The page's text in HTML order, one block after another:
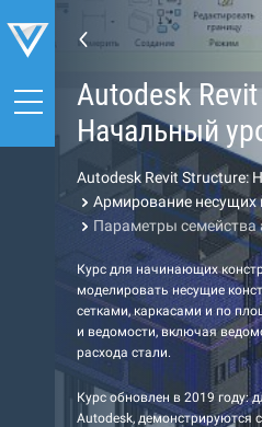
Autodesk
Начальный
Autodesk Revit Structure:
Армирование несущих
Параметры семейства
Курс для начинающих
моделировать несущие
сетками, каркасами и по
и ведомости, включая
расхода стали.
Курс обновлен в 2019 году:
Autodesk, демонстрируются